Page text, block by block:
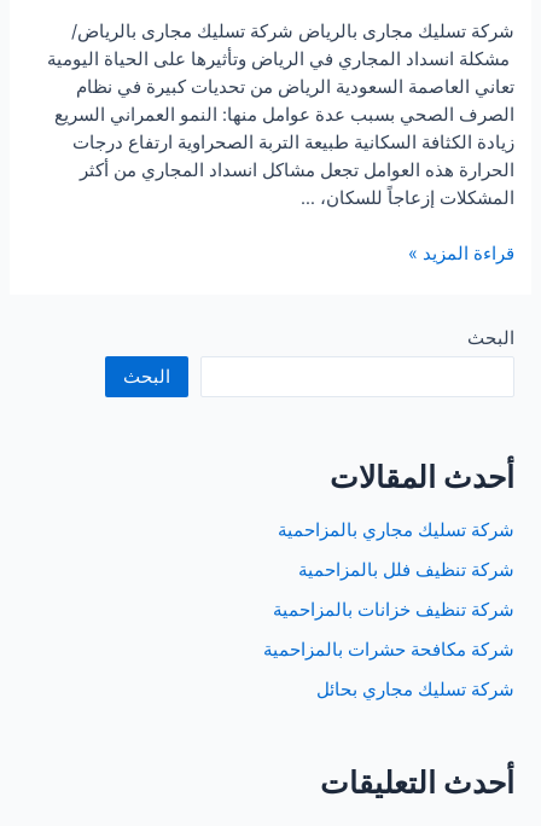
شركة تسليك مجارى بالرياض شركة تسليك مجارى بالرياض/
مشكلة انسداد المجاري في الرياض وتأثيرها على الحياة اليومية
تعاني العاصمة السعودية الرياض من تحديات كبيرة في نظام
الصرف الصحي بسبب عدة عوامل منها: النمو العمراني السريع
زيادة الكثافة السكانية طبيعة التربة الصحراوية ارتفاع درجات
الحرارة هذه العوامل تجعل مشاكل انسداد المجاري من أكثر
المشكلات إزعاجاً للسكان، …
شركة
بالرياض
قراءة المزيد »
البحث
البحث
أحدث المقالات
شركة تسليك مجاري بالمزاحمية
شركة تنظيف فلل بالمزاحمية
شركة تنظيف خزانات بالمزاحمية
شركة مكافحة حشرات بالمزاحمية
شركة تسليك مجاري بحائل
أحدث التعليقات